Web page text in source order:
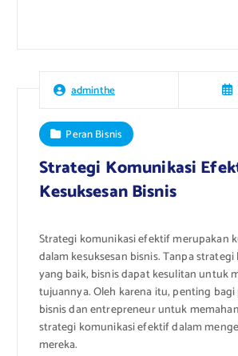
adminthe
Peran Bisnis
Strategi Komunikasi
Kesuksesan Bisnis
Strategi komunikasi efektif merupakan
dalam kesuksesan bisnis. Tanpa
yang baik, bisnis dapat kesulitan untuk
tujuannya. Oleh karena itu, penting
bisnis dan entrepreneur untuk
strategi komunikasi efektif dalam
mereka.